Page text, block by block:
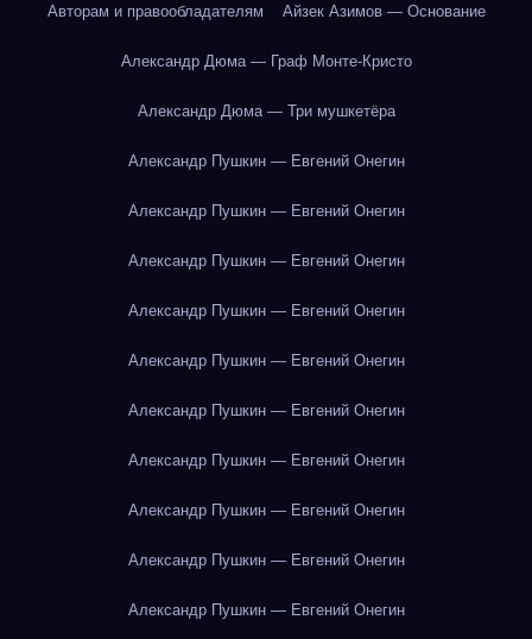
Авторам и правообладателям Айзек Азимов — Основание
Александр Дюма — Граф Монте-Кристо
Александр Дюма — Три мушкетёра
Александр Пушкин — Евгений Онегин
Александр Пушкин — Евгений Онегин
Александр Пушкин — Евгений Онегин
Александр Пушкин — Евгений Онегин
Александр Пушкин — Евгений Онегин
Александр Пушкин — Евгений Онегин
Александр Пушкин — Евгений Онегин
Александр Пушкин — Евгений Онегин
Александр Пушкин — Евгений Онегин
Александр Пушкин — Евгений Онегин